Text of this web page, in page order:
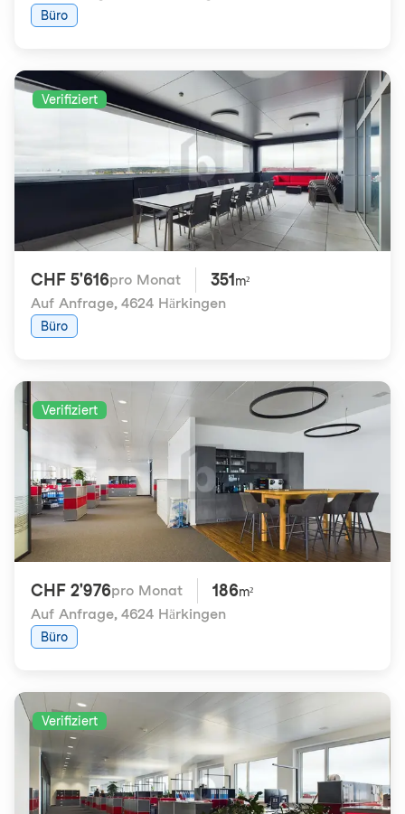
Büro
Verifiziert
CHF 5'616pro Monat 351 m²
Auf Anfrage, 4624 Härkingen
Büro
Verifiziert
CHF 2'976pro Monat 186m²
Auf Anfrage, 4624 Härkingen
Büro
Verifiziert